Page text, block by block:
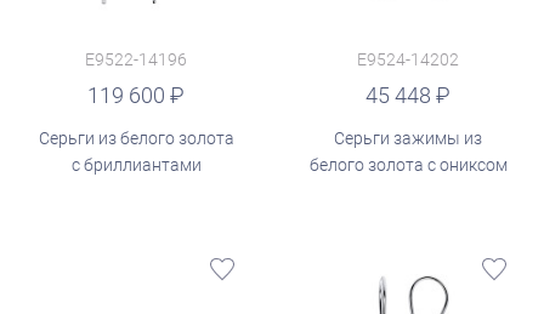
E9522-14196
119 600
Серьги из белого золота
с бриллиантами
E9524-14202
45 448
руб.
Серьги зажимы из
белого золота с ониксом